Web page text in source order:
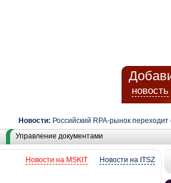
новость
Новости: Российский RPA-рынок переходит
Управление документами
Новости на ITSZ
Новости на MSKIT